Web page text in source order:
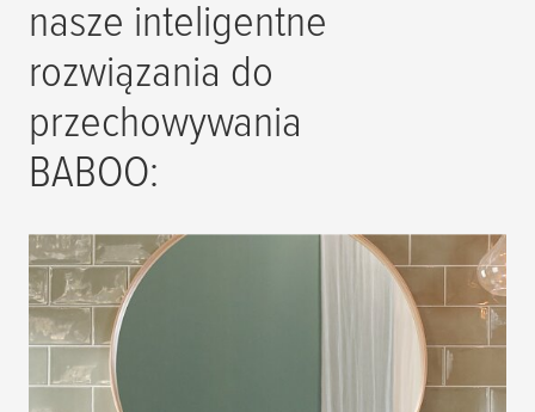
nasze inteligentne
rozwiązania do
przechowywania
BABOO: